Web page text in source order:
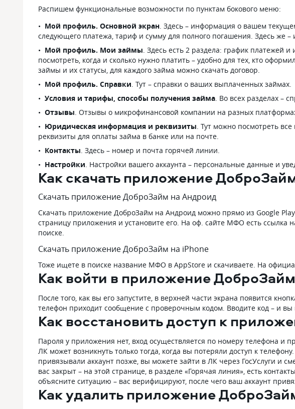
Распишем функциональные возможности по пунктам бокового меню:
Мой профиль. Основной экран. Здесь – информация о вашем
следующего платежа, тариф и сумму для полного погашения. Здесь же –
Мой профиль. Мои займы. Здесь есть 2 раздела: график платежей
посмотреть, когда и сколько нужно платить – удобно для тех, кто
займы и их статусы, для каждого займа можно скачать договор.
Мой профиль. Справки. Тут – справки о ваших выплаченных займах.
Условия и тарифы, способы получения займа. Во всех разделах –
Отзывы. Отзывы о микрофинансовой компании на разных
Юридическая информация и реквизиты. Тут можно посмотреть
реквизиты для оплаты займа в банке или на почте.
Контакты. Здесь – номер и почта горячей линии.
Настройки. Настройки вашего аккаунта – персональные данные и
Как скачать приложение
Скачать приложение ДоброЗайм на Андроид
Скачать приложение ДоброЗайм на Андроид можно прямо из Google
страницу приложения и установите его. На оф. сайте МФО есть ссылка
поиске.
Скачать приложение ДоброЗайм на iPhone
Тоже ищете в поиске название МФО в AppStore и скачиваете. На
Как войти в приложение ДоброЗайм
После того, как вы его запустите, в верхней части экрана появится
телефон приходит сообщение с проверочным кодом. Вводите код – и вы
Как восстановить доступ к
Пароля у приложения нет, вход осуществляется по номеру телефона и
ЛК может возникнуть только тогда, когда вы потеряли доступ к
привязывали аккаунт позже, вы можете зайти в ЛК через ГосУслуги и
вас закрыт – на этой странице, в разделе «Горячая линия», есть
объясните ситуацию – вас верифицируют, после чего ваш аккаунт
Как удалить приложение